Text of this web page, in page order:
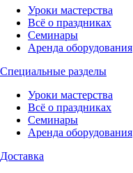
Уроки мастерства
Всё о праздниках
Семинары
Аренда оборудования
Специальные разделы
Уроки мастерства
Всё о праздниках
Семинары
Аренда оборудования
Доставка